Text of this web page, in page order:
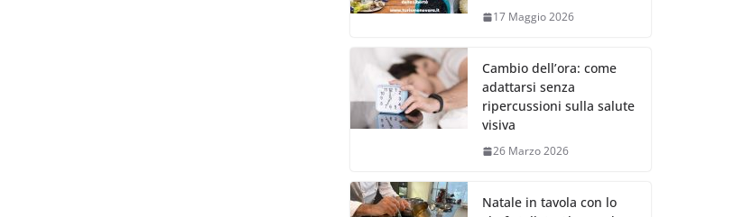
17 Maggio 2026
Cambio dell’ora: come
adattarsi senza
ripercussioni sulla salute
visiva
26 Marzo 2026
Natale in tavola con lo